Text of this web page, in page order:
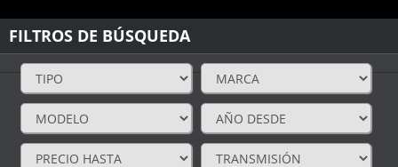
FILTROS DE BÚSQUEDA